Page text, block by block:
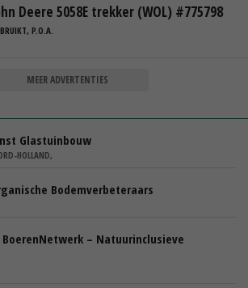
Deere 5058E trekker (WOL) #775798
P.O.A.
MEER ADVERTENTIES
Glastuinbouw
HOLLAND,
Bodemverbeteraars
– Natuurinclusieve